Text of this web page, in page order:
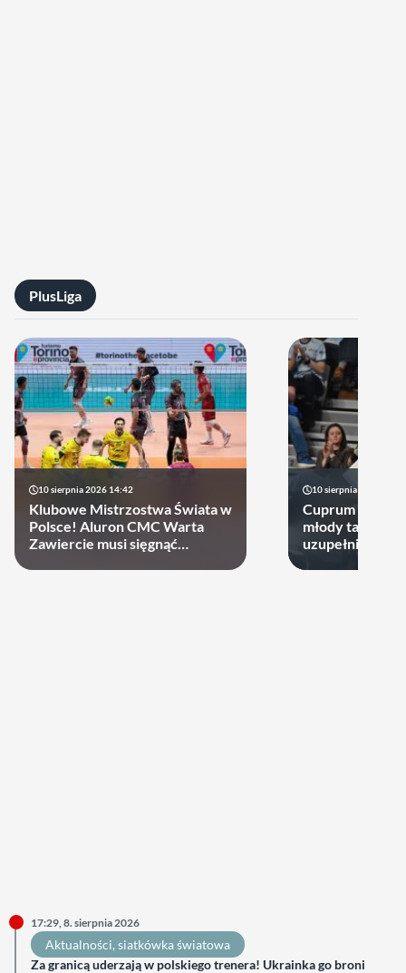
PlusLiga
10 sierpnia 2026 14:42
Klubowe Mistrzostwa Świata w
Polsce! Aluron CMC Warta
Zawiercie musi sięgnąć
10 sierpnia 2026 13:59
Cuprum Stilon
młody talent!
uzupełnia
17:29, 8. sierpnia 2026
Aktualności, siatkówka światowa
Za granicą uderzają w polskiego trenera! Ukrainka go broni